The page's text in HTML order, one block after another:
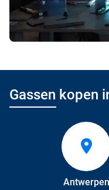
Gassen kopen
Antwerpen